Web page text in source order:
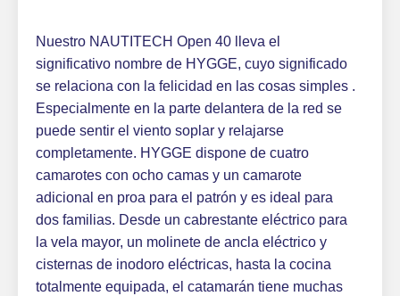
Nuestro NAUTITECH Open 40 lleva el
significativo nombre de HYGGE, cuyo significado
se relaciona con la felicidad en las cosas simples .
Especialmente en la parte delantera de la red se
puede sentir el viento soplar y relajarse
completamente. HYGGE dispone de cuatro
camarotes con ocho camas y un camarote
adicional en proa para el patrón y es ideal para
dos familias. Desde un cabrestante eléctrico para
la vela mayor, un molinete de ancla eléctrico y
cisternas de inodoro eléctricas, hasta la cocina
totalmente equipada, el catamarán tiene muchas